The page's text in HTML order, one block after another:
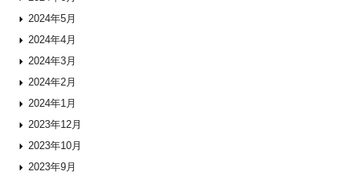
2024年5月
2024年4月
2024年3月
2024年2月
2024年1月
2023年12月
2023年10月
2023年9月